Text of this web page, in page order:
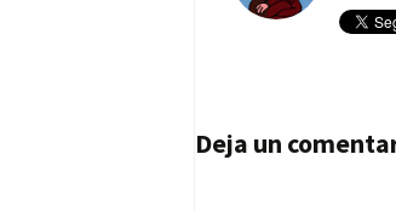
Navegación
Deja un